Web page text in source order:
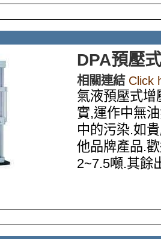
DPA預壓
相關連結 Click
氣液預壓式增
實,運作中無
中的污染.如
他品牌產品.
2~7.5噸.其餘